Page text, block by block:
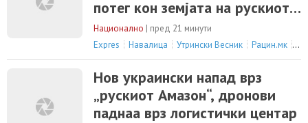
потег кон земјата на рускиот
сојузник
Национално | пред 21 минути
Expres
Навалица Утрински Весник Рацин.мк
Нов украински напад врз
„рускиот Амазон“, дронови
паднаа врз логистички центар